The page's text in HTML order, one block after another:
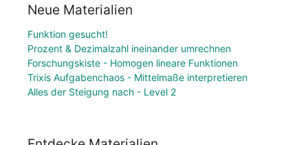
Neue Materialien
Funktion gesucht!
Prozent & Dezimalzahl ineinander umrechnen
Forschungskiste - Homogen lineare Funktionen
Trixis Aufgabenchaos - Mittelmaße interpretieren
Alles der Steigung nach - Level 2